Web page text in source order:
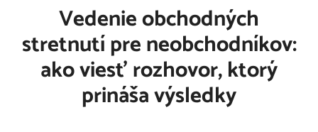
Vedenie obchodných
stretnutí pre neobchodníkov:
ako viesť rozhovor, ktorý
prináša výsledky